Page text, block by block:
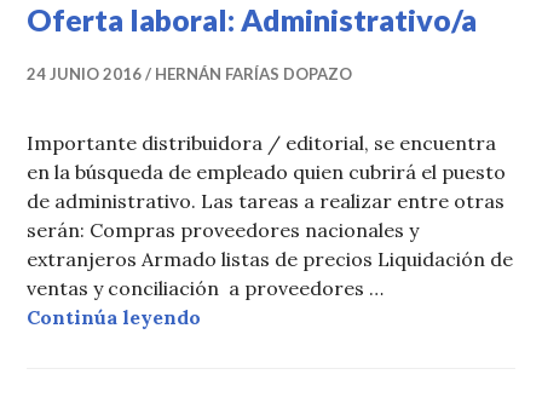
Oferta laboral: Administrativo/a
24 JUNIO 2016 HERNÁN FARÍAS DOPAZO
Importante distribuidora / editorial, se encuentra
en la búsqueda de empleado quien cubrirá el puesto
de administrativo. Las tareas a realizar entre otras
serán: Compras proveedores nacionales y
extranjeros Armado listas de precios Liquidación de
ventas y conciliación a proveedores …
Continúa leyendo